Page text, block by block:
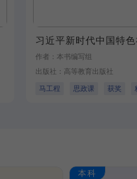
作者：本书编写组
出版社：高等教育出版社
马工程 思政课 获奖
选 用 样书
本科